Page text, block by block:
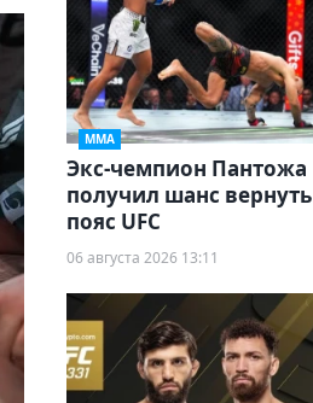
ММА
Экс-чемпион Пантожа
получил шанс вернуть
пояс UFC
06 августа 2026 13:11